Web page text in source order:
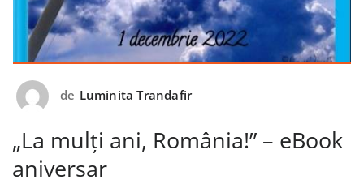
de Luminita Trandafir
„La mulţi ani, România!” – eBook
aniversar